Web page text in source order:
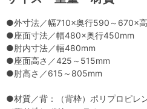
●外寸法／幅710×奥行590～670×
●座面寸法／幅480×奥行450mm
●肘内寸法／幅480mm
●座面高さ／425～515mm
●肘高さ／615～805mm
●材質／背：（背枠）ポリプロピレ